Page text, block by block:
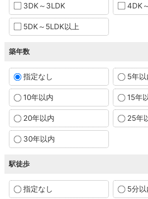
3DK～3LDK 4DK
5DK～5LDK以上
築年数
指定なし 5年以
10年以内 15年
20年以内 25年
30年以内
駅徒歩
指定なし 5分以